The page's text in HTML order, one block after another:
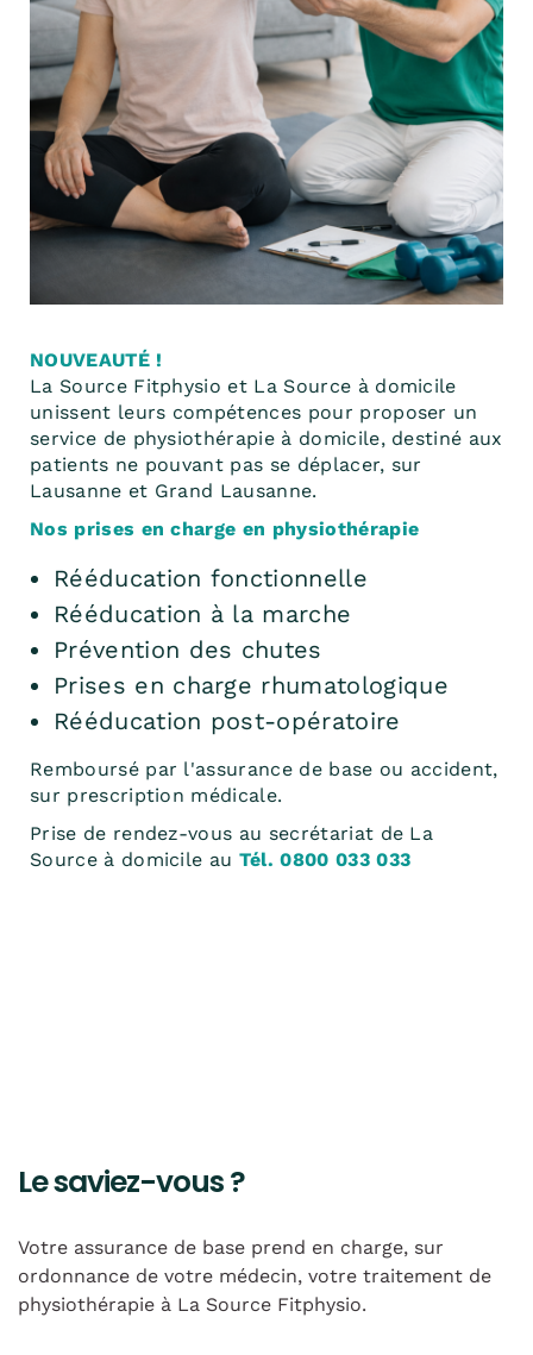
NOUVEAUTÉ !
La Source Fitphysio et La Source à domicile
unissent leurs compétences pour proposer un
service de physiothérapie à domicile, destiné aux
patients ne pouvant pas se déplacer, sur
Lausanne et Grand Lausanne.
Nos prises en charge en physiothérapie
Rééducation fonctionnelle
Rééducation à la marche
Prévention des chutes
Prises en charge rhumatologique
Rééducation post-opératoire
Remboursé par l'assurance de base ou accident,
sur prescription médicale.
Prise de rendez-vous au secrétariat de La
Source à domicile au Tél. 0800 033 033
Le saviez-vous ?
Votre assurance de base prend en charge, sur
ordonnance de votre médecin, votre traitement de
physiothérapie à La Source Fitphysio.